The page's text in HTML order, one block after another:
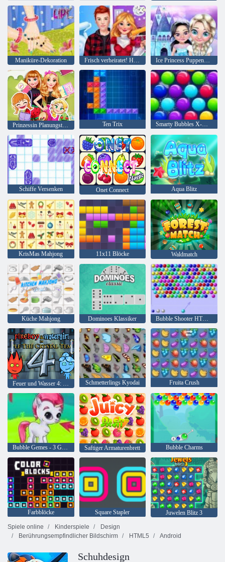
Maniküre-Dekoration Frisch verheiratet! Home Deco Ice Princess Puppenhaus
Ten Trix Smarty Bubbles X-Mas
Schiffe Versenken Onet Connect Aqua Blitz
KrisMas Mahjong 11x11 Blöcke Waldmatch
Küche Mahjong Dominoes Klassiker Bubble Shooter HTML5
Schmetterlings Kyodai Fruita Crush
Bubble Gemes - 3 Gewinnt Saftiger Armaturenbrett Bubble Charms
Farbblöcke Square Stapler
Juwelen Blitz 3
Spiele online
Kinderspiele
Design
Berührungsempfindlicher Bildschirm
HTML5 Android
Schuhdesign